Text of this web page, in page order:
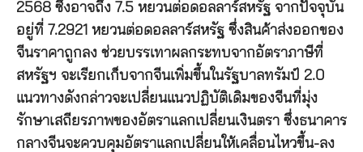
2568 ซึ่งอาจถึง 7.5 หยวนต่อดอลลาร์สหรัฐ จากปัจจุบัน
อยู่ที่ 7.2921 หยวนต่อดอลลาร์สหรัฐ ซึ่งสินค้าส่งออกของ
จีนราคาถูกลง ช่วยบรรเทาผลกระทบจากอัตราภาษีที่
สหรัฐฯ จะเรียกเก็บจากจีนเพิ่มขึ้นในรัฐบาลทรัมป์ 2.0
แนวทางดังกล่าวจะเปลี่ยนแนวปฏิบัติเดิมของจีนที่มุ่ง
รักษาเสถียรภาพของอัตราแลกเปลี่ยนเงินตรา ซึ่งธนาคาร
กลางจีนจะควบคุมอัตราแลกเปลี่ยนให้เคลื่อนไหวขึ้น-ลง